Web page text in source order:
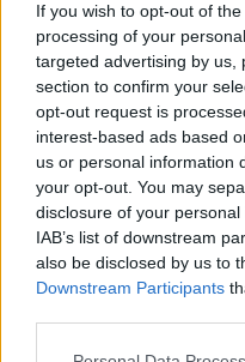
If you wish to opt-out of
processing of your
targeted advertising by us,
section to confirm your
opt-out request is
interest-based ads based
us or personal information
your opt-out. You may
disclosure of your
IAB’s list of downstream
also be disclosed by us to
Downstream Participants
Please note that this
Nézd
10
gsplus.hu